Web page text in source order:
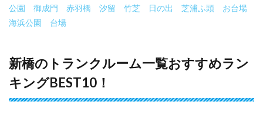
公園
御成門 赤羽橋 汐留 竹芝 日の出 芝浦ふ頭
お台場
海浜公園
台場
新橋のトランクルーム一覧おすすめラン
キングBEST10！